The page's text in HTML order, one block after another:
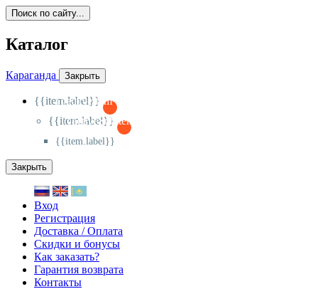
Поиск по сайту...
Каталог
Караганда Закрыть
{{item.label}}
{{activeItem==item.id?'-
{{item.label}}
{{activeSubitem==item.id?'-
{{item.label}}
Закрыть
Вход
Регистрация
Доставка / Оплата
Скидки и бонусы
Как заказать?
Гарантия возврата
Контакты